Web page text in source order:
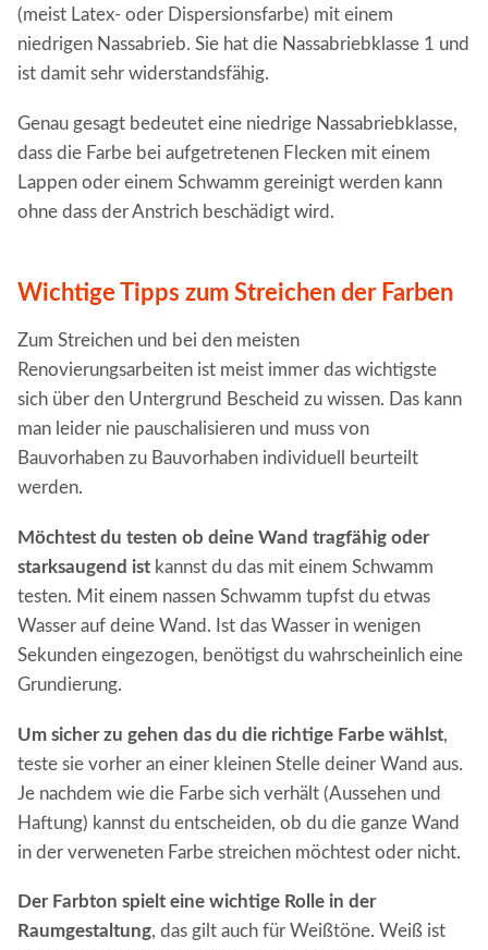
(meist Latex- oder Dispersionsfarbe) mit einem
niedrigen Nassabrieb. Sie hat die Nassabriebklasse 1 und
ist damit sehr widerstandsfähig.
Genau gesagt bedeutet eine niedrige Nassabriebklasse,
dass die Farbe bei aufgetretenen Flecken mit einem
Lappen oder einem Schwamm gereinigt werden kann
ohne dass der Anstrich beschädigt wird.
Wichtige Tipps zum Streichen der Farben
Zum Streichen und bei den meisten
Renovierungsarbeiten ist meist immer das wichtigste
sich über den Untergrund Bescheid zu wissen. Das kann
man leider nie pauschalisieren und muss von
Bauvorhaben zu Bauvorhaben individuell beurteilt
werden.
Möchtest du testen ob deine Wand tragfähig oder
starksaugend ist kannst du das mit einem Schwamm
testen. Mit einem nassen Schwamm tupfst du etwas
Wasser auf deine Wand. Ist das Wasser in wenigen
Sekunden eingezogen, benötigst du wahrscheinlich eine
Grundierung.
Um sicher zu gehen das du die richtige Farbe wählst,
teste sie vorher an einer kleinen Stelle deiner Wand aus.
Je nachdem wie die Farbe sich verhält (Aussehen und
Haftung) kannst du entscheiden, ob du die ganze Wand
in der verweneten Farbe streichen möchtest oder nicht.
Der Farbton spielt eine wichtige Rolle in der
Raumgestaltung, das gilt auch für Weißtöne. Weiß ist